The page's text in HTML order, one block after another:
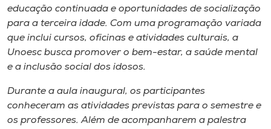
Store
Selecione
educação continuada e oportunidades de socialização
para a terceira idade. Com uma programação variada
que inclui cursos, oficinas e atividades culturais, a
Unoesc busca promover o bem-estar, a saúde mental
e a inclusão social dos idosos.
Durante a aula inaugural, os participantes
conheceram as atividades previstas para o semestre e
os professores. Além de acompanharem a palestra